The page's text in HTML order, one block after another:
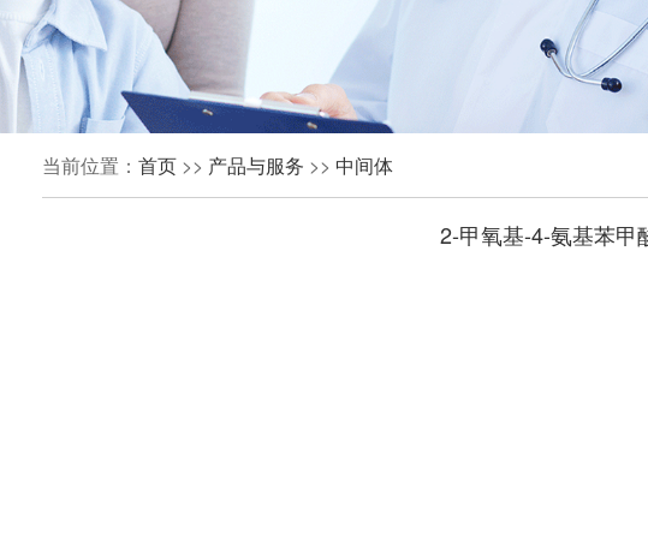
当前位置： 首页 >> 产品与服务 >> 中间体
2-甲氧基-4-氨基苯甲